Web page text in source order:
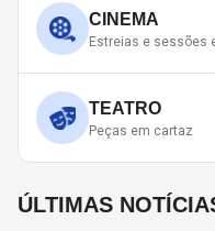
CINEMA
Estreias e sessões
TEATRO
Peças em cartaz
ÚLTIMAS